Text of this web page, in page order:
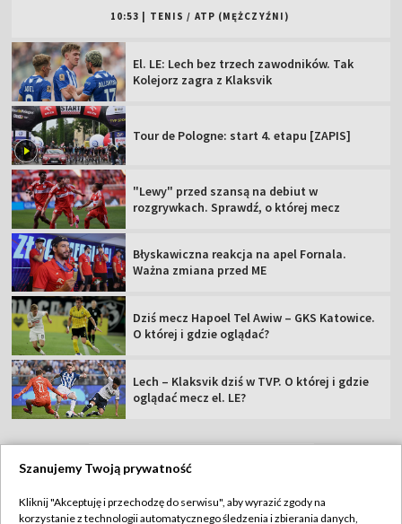
10:53 TENIS / ATP (MĘŻCZYŹNI)
El. LE: Lech bez trzech zawodników. Tak
Kolejorz zagra z Klaksvik
Tour de Pologne: start 4. etapu [ZAPIS]
"Lewy" przed szansą na debiut w
rozgrywkach. Sprawdź, o której mecz
Błyskawiczna reakcja na apel Fornala.
Ważna zmiana przed ME
Dziś mecz Hapoel Tel Awiw – GKS Katowice.
O której i gdzie oglądać?
Lech – Klaksvik dziś w TVP. O której i gdzie
oglądać mecz el. LE?
Szanujemy Twoją prywatność
Kliknij "Akceptuję i przechodzę do serwisu", aby wyrazić zgody na
korzystanie z technologii automatycznego śledzenia i zbierania danych,